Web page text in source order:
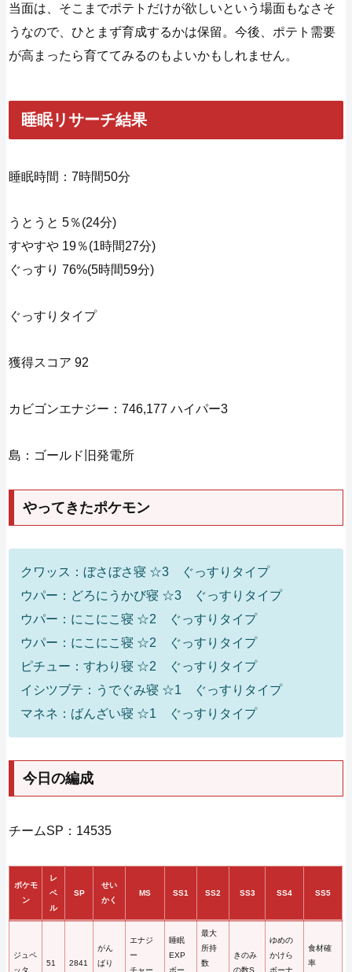
当面は、そこまでポテトだけが欲しいという場面もなさそ
うなので、ひとまず育成するかは保留。今後、ポテト需要
が高まったら育ててみるのもよいかもしれません。
睡眠リサーチ結果
睡眠時間：7時間50分
うとうと 5％(24分)
すやすや 19％(1時間27分)
ぐっすり 76%(5時間59分)
ぐっすりタイプ
獲得スコア 92
カビゴンエナジー：746,177 ハイパー3
島：ゴールド旧発電所
やってきたポケモン
クワッス：ぼさぼさ寝 ☆3 ぐっすりタイプ
ウパー：どろにうかび寝 ☆3 ぐっすりタイプ
ウパー：にこにこ寝 ☆2 ぐっすりタイプ
ウパー：にこにこ寝 ☆2 ぐっすりタイプ
ピチュー：すわり寝 ☆2 ぐっすりタイプ
イシツブテ：うでぐみ寝 ☆1 ぐっすりタイプ
マネネ：ばんざい寝 ☆1 ぐっすりタイプ
今日の編成
チームSP：14535
ポケモ
ン
レ
ベ
ル
SP
せい
かく
MS SS1 SS2 SS3 SS4 SS5
ジュペ
ッタ
51 2841
がん
ばり
エナジ
ー
チャー
睡眠
EXP
ボー
最大
所持
数
きのみ
の数S
ゆめの
かけら
ボーナ
食材確
率